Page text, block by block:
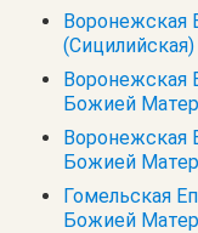
Воронежская
Воронежская
Божией
Воронежская
Божией
Гомельская
Божией